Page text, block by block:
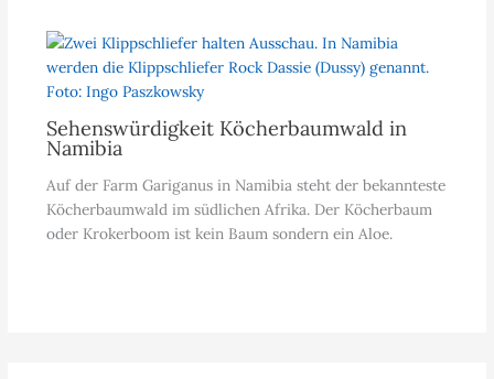
Sehenswürdigkeit Köcherbaumwald in
Namibia
Auf der Farm Gariganus in Namibia steht der bekannteste
Köcherbaumwald im südlichen Afrika. Der Köcherbaum
oder Krokerboom ist kein Baum sondern ein Aloe.